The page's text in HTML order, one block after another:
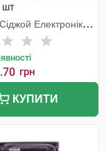
шт
Електронікс
Ко
грн
КУПИТИ